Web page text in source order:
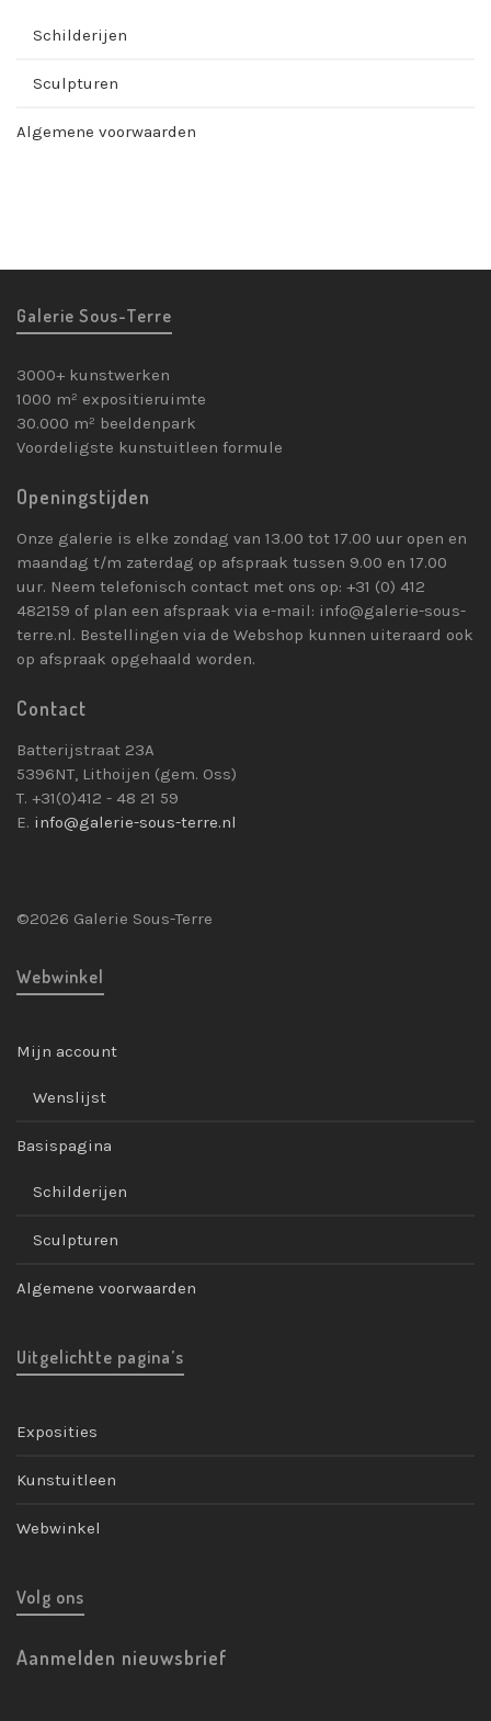
Schilderijen
Sculpturen
Algemene voorwaarden
Galerie Sous-Terre
3000+ kunstwerken
1000 m² expositieruimte
30.000 m² beeldenpark
Voordeligste kunstuitleen formule
Openingstijden
Onze galerie is elke zondag van 13.00 tot 17.00 uur open en
maandag t/m zaterdag op afspraak tussen 9.00 en 17.00
uur. Neem telefonisch contact met ons op: +31 (0) 412
482159 of plan een afspraak via e-mail: info@galerie-sous-
terre.nl. Bestellingen via de Webshop kunnen uiteraard ook
op afspraak opgehaald worden.
Contact
Batterijstraat 23A
5396NT, Lithoijen (gem. Oss)
T. +31(0)412 - 48 21 59
E. info@galerie-sous-terre.nl
©2026 Galerie Sous-Terre
Webwinkel
Mijn account
Wenslijst
Basispagina
Schilderijen
Sculpturen
Algemene voorwaarden
Uitgelichtte pagina’s
Exposities
Kunstuitleen
Webwinkel
Volg ons
Aanmelden nieuwsbrief